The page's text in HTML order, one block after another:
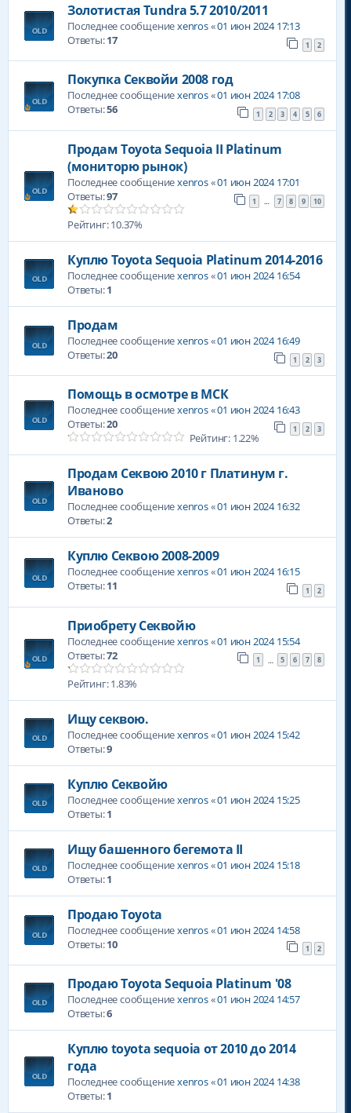
Золотистая Tundra 5.7 2010/2011
Последнее сообщениеxenros«01 июн 2024 17:13
Ответы:17 1 2
Покупка Секвойи 2008 год
Последнее сообщениеxenros«01 июн 2024 17:08
Ответы:56 1 2 3 4 5 6
Продам Toyota Sequoia II Platinum
(мониторю рынок)
Последнее сообщениеxenros«01 июн 2024 17:01
Ответы:97 1 … 7 8 9 10
Рейтинг: 10.37%
Куплю Toyota Sequoia Platinum 2014-2016
Последнее сообщениеxenros«01 июн 2024 16:54
Ответы:1
Продам
Последнее сообщениеxenros«01 июн 2024 16:49
Ответы:20 1 2 3
Помощь в осмотре в МСК
Последнее сообщениеxenros«01 июн 2024 16:43
Ответы:20 1 2 3
Рейтинг: 1.22%
Продам Секвою 2010 г Платинум г.
Иваново
Последнее сообщениеxenros«01 июн 2024 16:32
Ответы:2
Куплю Секвою 2008-2009
Последнее сообщениеxenros«01 июн 2024 16:15
Ответы:11 1 2
Приобрету Секвойю
Последнее сообщениеxenros«01 июн 2024 15:54
Ответы:72 1 … 5 6 7 8
Рейтинг: 1.83%
Ищу секвою.
Последнее сообщениеxenros«01 июн 2024 15:42
Ответы:9
Куплю Секвойю
Последнее сообщениеxenros«01 июн 2024 15:25
Ответы:1
Ищу башенного бегемота II
Последнее сообщениеxenros«01 июн 2024 15:18
Ответы:1
Продаю Toyota
Последнее сообщениеxenros«01 июн 2024 14:58
Ответы:10 1 2
Продаю Toyota Sequoia Platinum '08
Последнее сообщениеxenros«01 июн 2024 14:57
Ответы:6
Куплю toyota sequoia от 2010 до 2014
года
Последнее сообщениеxenros«01 июн 2024 14:38
Ответы:1